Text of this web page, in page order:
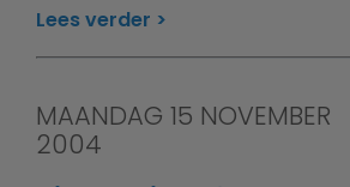
Lees verder
MAANDAG 15 NOVEMBER
2004